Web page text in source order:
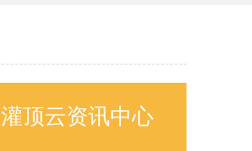
灌顶云资讯中心